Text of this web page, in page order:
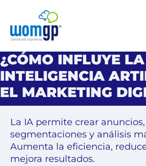
¿CÓMO INFLUYE LA
INTELIGENCIA
EL MARKETING
La IA permite crear
segmentaciones y análisis
Aumenta la eficiencia,
mejora resultados.